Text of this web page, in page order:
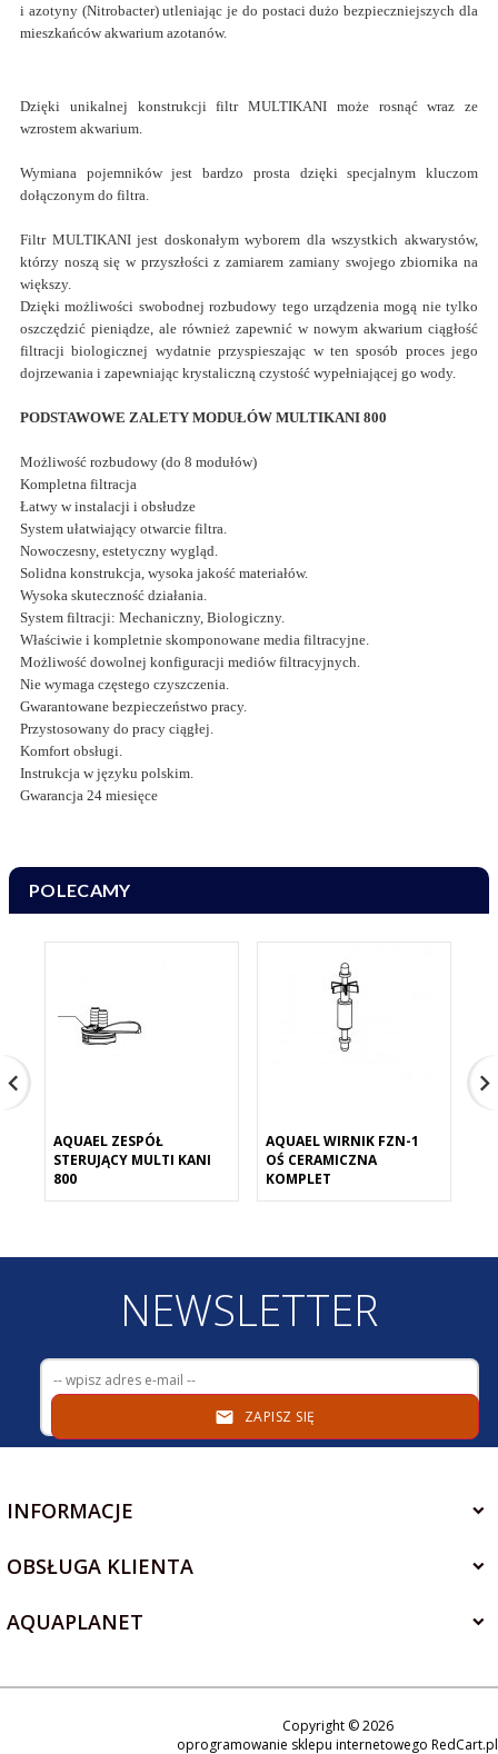
i azotyny (Nitrobacter) utleniając je do postaci dużo bezpieczniejszych dla
mieszkańców akwarium azotanów.
Dzięki unikalnej konstrukcji filtr MULTIKANI może rosnąć wraz ze
wzrostem akwarium.
Wymiana pojemników jest bardzo prosta dzięki specjalnym kluczom
dołączonym do filtra.
Filtr MULTIKANI jest doskonałym wyborem dla wszystkich akwarystów,
którzy noszą się w przyszłości z zamiarem zamiany swojego zbiornika na
większy.
Dzięki możliwości swobodnej rozbudowy tego urządzenia mogą nie tylko
oszczędzić pieniądze, ale również zapewnić w nowym akwarium ciągłość
filtracji biologicznej wydatnie przyspieszając w ten sposób proces jego
dojrzewania i zapewniając krystaliczną czystość wypełniającej go wody.
PODSTAWOWE ZALETY MODUŁÓW MULTIKANI 800
Możliwość rozbudowy (do 8 modułów)
Kompletna filtracja
Łatwy w instalacji i obsłudze
System ułatwiający otwarcie filtra.
Nowoczesny, estetyczny wygląd.
Solidna konstrukcja, wysoka jakość materiałów.
Wysoka skuteczność działania.
System filtracji: Mechaniczny, Biologiczny.
Właściwie i kompletnie skomponowane media filtracyjne.
Możliwość dowolnej konfiguracji mediów filtracyjnych.
Nie wymaga częstego czyszczenia.
Gwarantowane bezpieczeństwo pracy.
Przystosowany do pracy ciągłej.
Komfort obsługi.
Instrukcja w języku polskim.
Gwarancja 24 miesięce
POLECAMY
AQUAEL ZESPÓŁ
STERUJĄCY MULTI KANI
800
AQUAEL WIRNIK FZN-1
OŚ CERAMICZNA
KOMPLET
NEWSLETTER
ZAPISZ SIĘ
INFORMACJE
OBSŁUGA KLIENTA
AQUAPLANET
Copyright © 2026
oprogramowanie sklepu internetowego RedCart.pl